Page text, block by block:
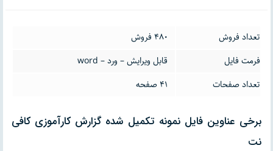
تعداد فروش
480 فروش
فرمت فایل
قابل ویرایش – ورد – word
تعداد صفحات
41 صفحه
برخی عناوین فایل نمونه تکمیل شده گزارش کارآموزی کافی
نت